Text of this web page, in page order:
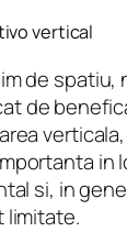
vertical
de spatiu,
de
in
si, in
limitate.